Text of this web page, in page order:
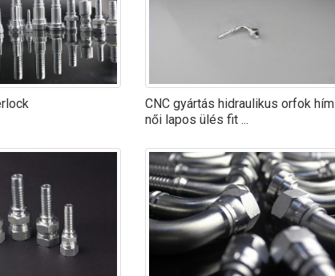
CNC gyártás hidraulikus orfok hím
női lapos ülés fit ...